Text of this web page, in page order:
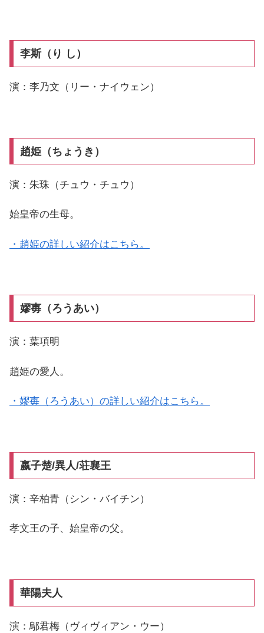
李斯（り し）
演：李乃文（リー・ナイウェン）
趙姫（ちょうき）
演：朱珠（チュウ・チュウ）
始皇帝の生母。
・趙姫の詳しい紹介はこちら。
嫪毐（ろうあい）
演：葉項明
趙姫の愛人。
・嫪毐（ろうあい）の詳しい紹介はこちら。
嬴子楚/異人/荘襄王
演：辛柏青（シン・バイチン）
孝文王の子、始皇帝の父。
華陽夫人
演：鄔君梅（ヴィヴィアン・ウー）